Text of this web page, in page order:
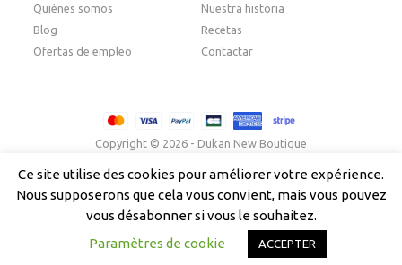
Quiénes somos
Nuestra historia
Blog
Recetas
Ofertas de empleo
Contactar
Copyright © 2026 - Dukan New Boutique
Ce site utilise des cookies pour améliorer votre expérience.
Nous supposerons que cela vous convient, mais vous pouvez
vous désabonner si vous le souhaitez.
Paramètres de cookie
ACCEPTER
Français(Francés) Italiano English( Inglés)